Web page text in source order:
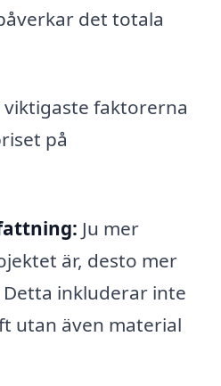
det totala
viktigaste faktorerna
på
Ju mer
är, desto mer
inkluderar inte
utan även material